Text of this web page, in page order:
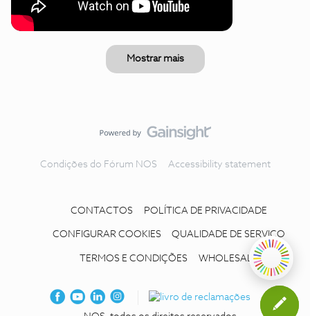
Mostrar mais
Condições do Fórum NOS Accessibility statement
CONTACTOS POLÍTICA DE PRIVACIDADE
CONFIGURAR COOKIES QUALIDADE DE SERVIÇO
TERMOS E CONDIÇÕES WHOLESALE